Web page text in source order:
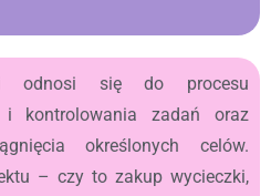
odnosi się do procesu
i kontrolowania zadań oraz
określonych celów.
– czy to zakup wycieczki,